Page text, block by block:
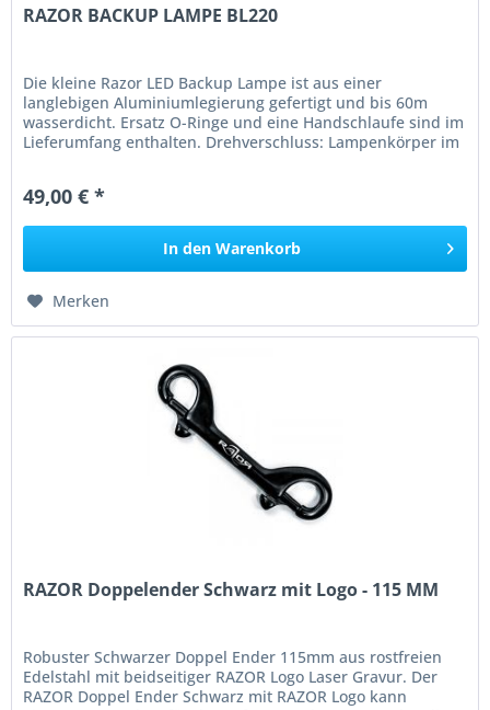
RAZOR BACKUP LAMPE BL220
Die kleine Razor LED Backup Lampe ist aus einer
langlebigen Aluminiumlegierung gefertigt und bis 60m
wasserdicht. Ersatz O-Ringe und eine Handschlaufe sind im
Lieferumfang enthalten. Drehverschluss: Lampenkörper im
49,00 € *
In den Warenkorb
Merken
RAZOR Doppelender Schwarz mit Logo - 115 MM
Robuster Schwarzer Doppel Ender 115mm aus rostfreien
Edelstahl mit beidseitiger RAZOR Logo Laser Gravur. Der
RAZOR Doppel Ender Schwarz mit RAZOR Logo kann